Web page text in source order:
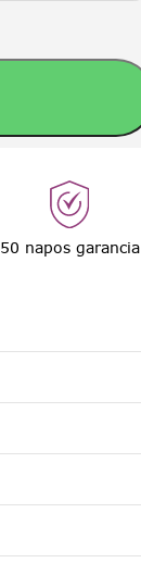
50 napos garancia